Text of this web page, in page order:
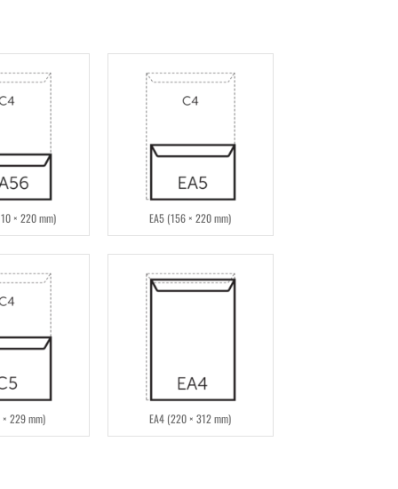
× 220 mm) EA5 (156 × 220 mm)
229 mm) EA4 (220 × 312 mm)